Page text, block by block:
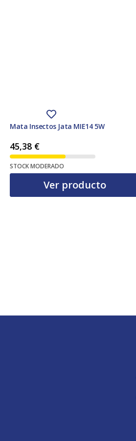
Mata Insectos Jata MIE14 5W
45,38 €
STOCK MODERADO
Ver producto